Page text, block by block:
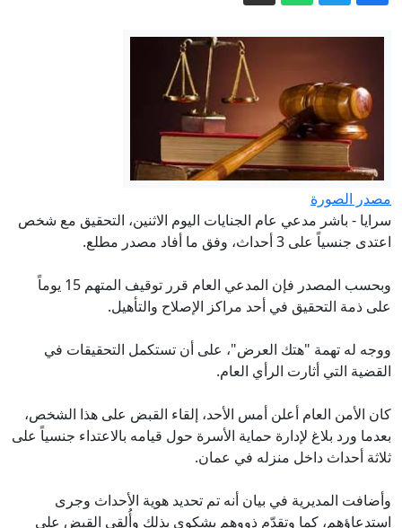
مصادر لـ"العربية": الدعم السريع يهاجم بئر
سليبة غرب دارفور والجيش السوداني
تعديلات مرورية تربط بين كوريدور عبدون
ومرج الحمام وطريق المطار
هذا ما أنجزته الحكومة من "رؤية التحديث"
صاحبة كراج «أم سند» تحذر سائقي
السيارات الكهربائية: هذه القطعة لا تستغنوا
الاثنين
مصدر الصورة
سرايا - باشر مدعي عام الجنايات اليوم الاثنين، التحقيق مع شخص
اعتدى جنسياً على 3 أحداث، وفق ما أفاد مصدر مطلع.
وبحسب المصدر فإن المدعي العام قرر توقيف المتهم 15 يوماً
على ذمة التحقيق في أحد مراكز الإصلاح والتأهيل.
ووجه له تهمة "هتك العرض"، على أن تستكمل التحقيقات في
القضية التي أثارت الرأي العام.
كان الأمن العام أعلن أمس الأحد، إلقاء القبض على هذا الشخص،
بعدما ورد بلاغ لإدارة حماية الأسرة حول قيامه بالاعتداء جنسياً على
ثلاثة أحداث داخل منزله في عمان.
وأضافت المديرية في بيان أنه تم تحديد هوية الأحداث وجرى
استدعاؤهم، كما وتقدّم ذووهم بشكوى بذلك وأُلقي القبض على